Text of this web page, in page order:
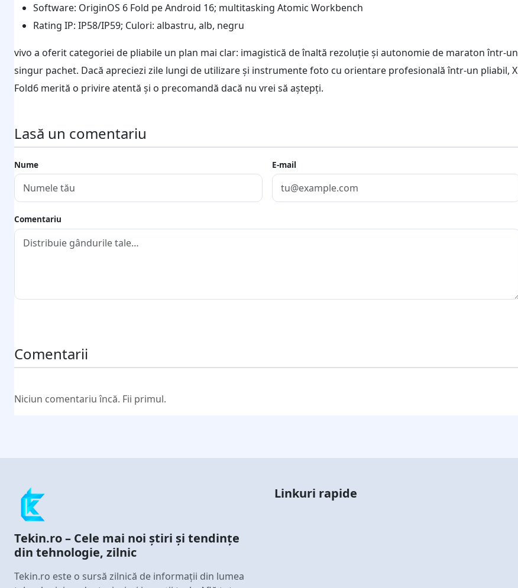
Software: OriginOS 6 Fold pe Android 16; multitasking Atomic Workbench
Rating IP: IP58/IP59; Culori: albastru, alb, negru
vivo a oferit categoriei de pliabile un plan mai clar: imagistică de înaltă rezoluție și autonomie de maraton într-un
singur pachet. Dacă apreciezi zile lungi de utilizare și instrumente foto cu orientare profesională într-un pliabil, X
Fold6 merită o privire atentă și o precomandă dacă nu vrei să aștepți.
Lasă un comentariu
Nume E-mail
Comentariu
Comentarii
Niciun comentariu încă. Fii primul.
Tekin.ro – Cele mai noi știri și tendințe
din tehnologie, zilnic
Tekin.ro este o sursă zilnică de informații din lumea
Linkuri rapide